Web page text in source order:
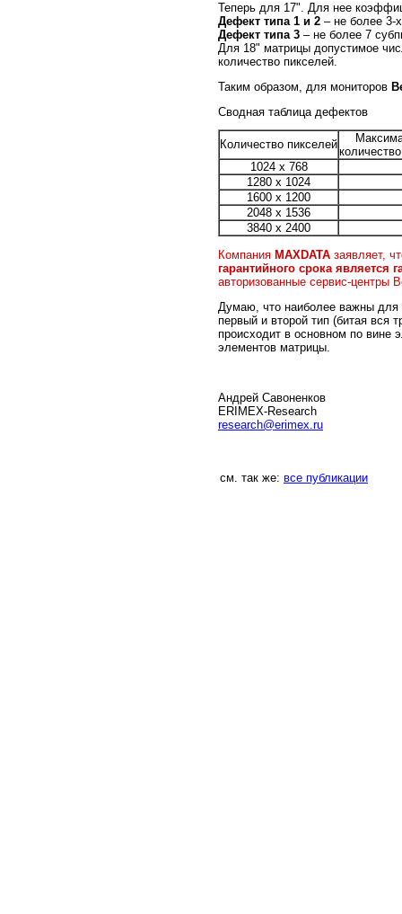
Теперь для 17". Для нее
Дефект типа 1 и 2 – не более 3-
Дефект типа 3 – не более 7
Для 18" матрицы допустимое
количество пикселей.
Таким образом, для мониторов
Сводная таблица дефектов
Количество пикселей
1024 х 768
1280 х 1024
1600 x 1200
2048 x 1536
3840 x 2400
Компания MAXDATA заявляет,
гарантийного срока является
авторизованные сервис-центры
Думаю, что наиболее важны для
первый и второй тип (битая вся
происходит в основном по вине
элементов матрицы.
Андрей Савоненков
ERIMEX-Research
research@erimex.ru
см. так же: все публикации